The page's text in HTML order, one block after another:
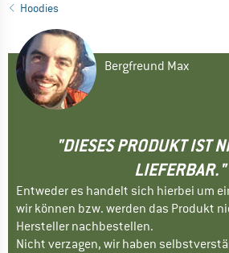
Hoodies
Bergfreund Max
"DIESES PRODUKT IST
LIEFERBAR."
Entweder es handelt sich hierbei um
wir können bzw. werden das Produkt
Hersteller nachbestellen.
Nicht verzagen, wir haben